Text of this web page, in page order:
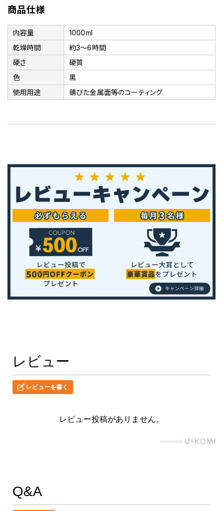
商品仕様
内容量
1000ml
乾燥時間
約3～6時間
硬さ
硬質
色
黒
使用用途
錆びた金属面等のコーティング
レビュー
レビューを書く
レビュー投稿がありません。
Q&A